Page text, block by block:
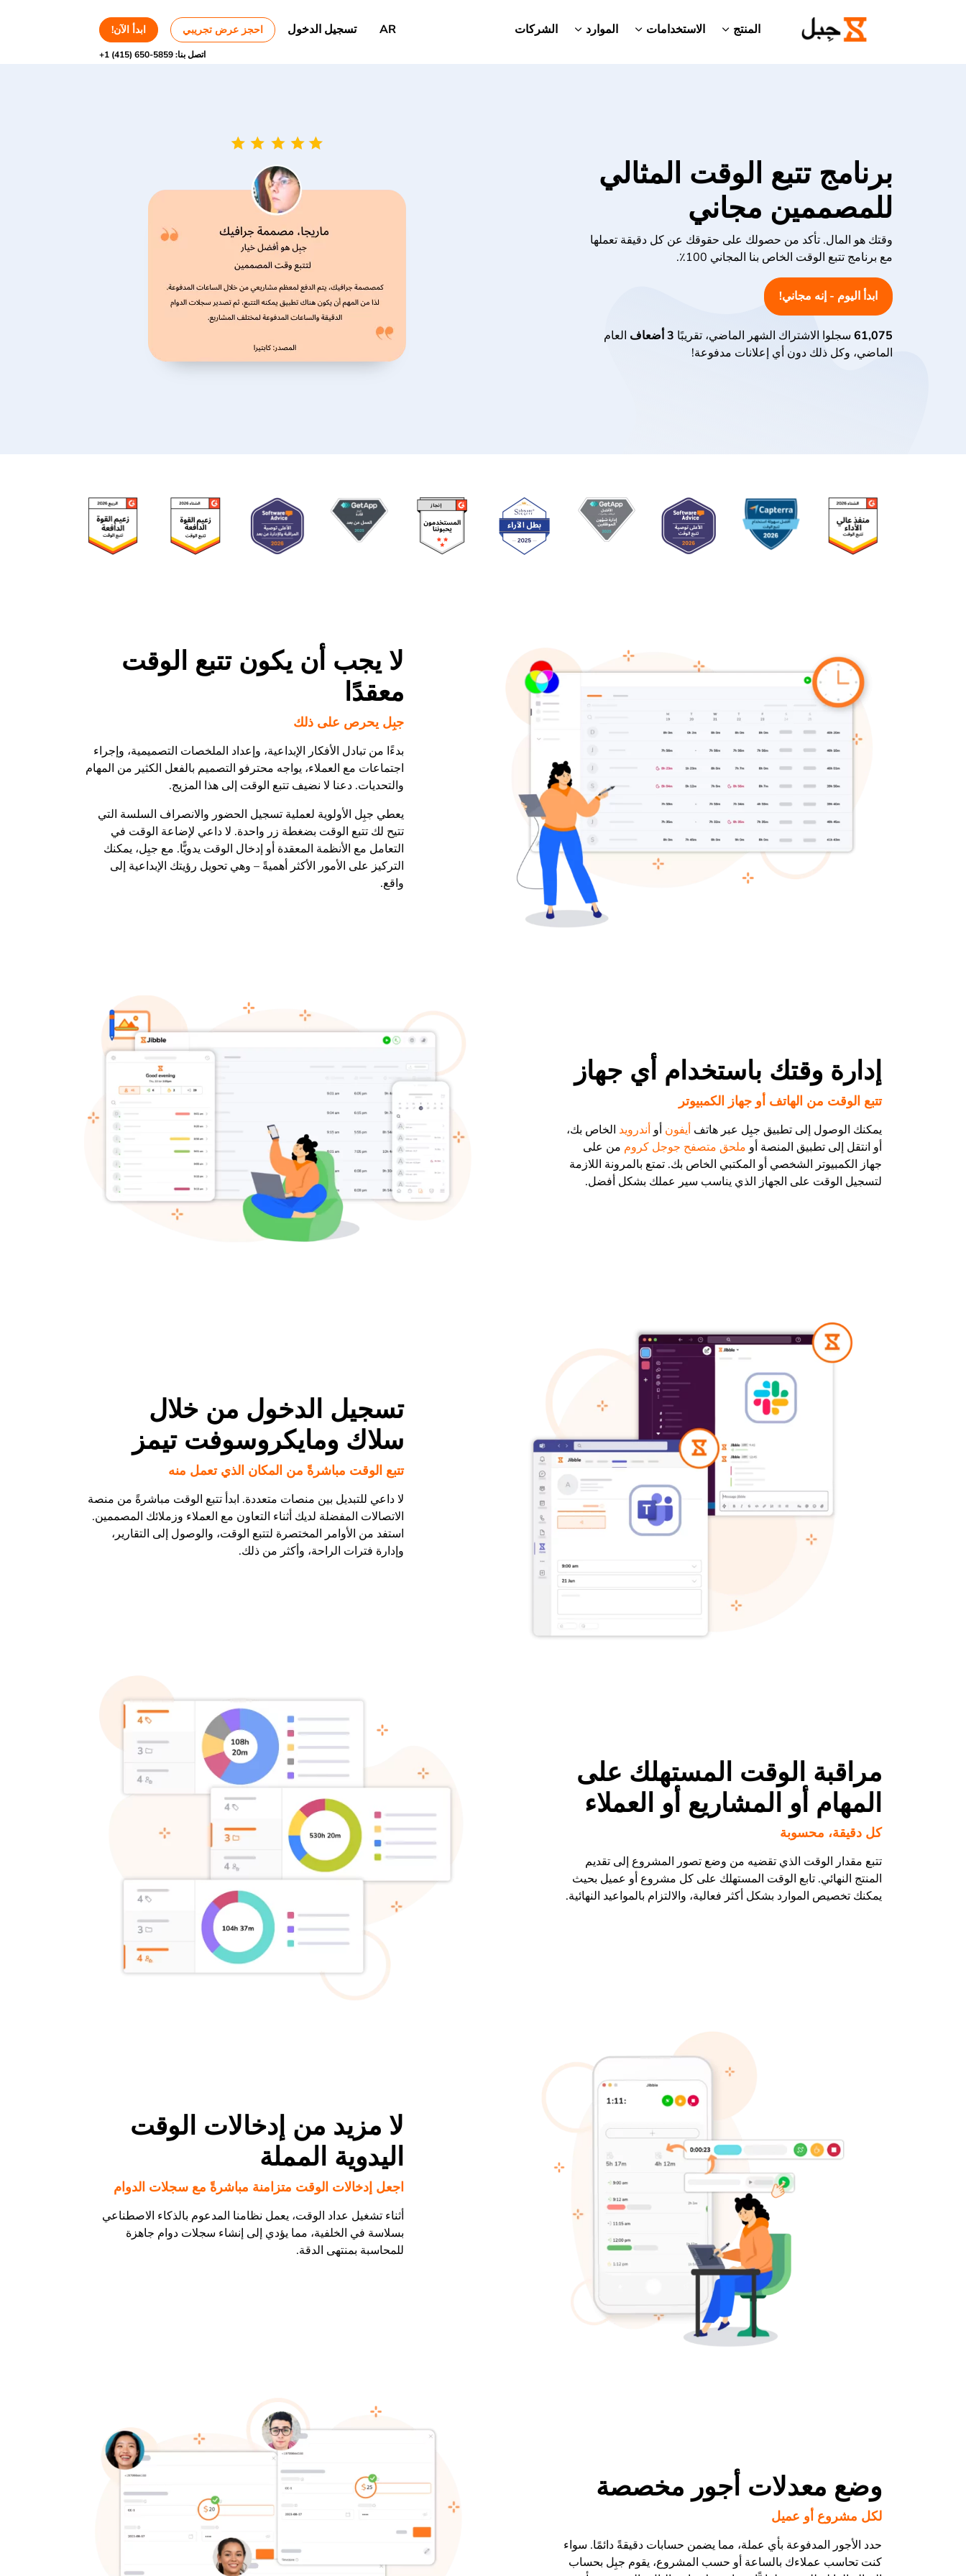
المنتج الاستخدامات الموارد الشركات AR تسجيل الدخول احجز عرض تجريبي ابدأ الآن!
اتصل بنا:+1 (415) 650-5859
برنامج تتبع الوقت المثالي
للمصممين مجاني
وقتك هو المال. تأكد من حصولك على حقوقك عن كل دقيقة تعملها
مع برنامج تتبع الوقت الخاص بنا المجاني 100٪.
ابدأ اليوم - إنه مجاني!
61,075 سجلوا الاشتراك الشهر الماضي، تقريبًا 3 أضعاف
العام
الماضي، وكل ذلك دون أي إعلانات مدفوعة!
لا يجب أن يكون تتبع الوقت
معقدًا
جبِل يحرص على ذلك
بدءًا من تبادل الأفكار الإبداعية، وإعداد الملخصات التصميمية، وإجراء
اجتماعات مع العملاء، يواجه محترفو التصميم بالفعل الكثير من المهام
والتحديات. دعنا لا نضيف تتبع الوقت إلى هذا المزيج.
يعطي جبِل الأولوية لعملية تسجيل الحضور والانصراف السلسة التي
تتيح لك تتبع الوقت بضغطة زر واحدة. لا داعي لإضاعة الوقت في
التعامل مع الأنظمة المعقدة أو إدخال الوقت يدويًّا. مع جبِل، يمكنك
التركيز على الأمور الأكثر أهميةً – وهي تحويل رؤيتك الإبداعية إلى
واقع.
إدارة وقتك باستخدام أي جهاز
تتبع الوقت من الهاتف أو جهاز الكمبيوتر
يمكنك الوصول إلى تطبيق جبِل عبر هاتف أيفون أو أندرويد الخاص بك،
أو انتقل إلى تطبيق المنصة أو ملحق متصفح جوجل كروم من على
جهاز الكمبيوتر الشخصي أو المكتبي الخاص بك. تمتع بالمرونة اللازمة
لتسجيل الوقت على الجهاز الذي يناسب سير عملك بشكل أفضل.
تسجيل الدخول من خلال
سلاك ومايكروسوفت تيمز
تتبع الوقت مباشرةً من المكان الذي تعمل منه
لا داعي للتبديل بين منصات متعددة. ابدأ تتبع الوقت مباشرةً من منصة
الاتصالات المفضلة لديك أثناء التعاون مع العملاء وزملائك المصممين.
استفد من الأوامر المختصرة لتتبع الوقت، والوصول إلى التقارير،
وإدارة فترات الراحة، وأكثر من ذلك.
مراقبة الوقت المستهلك على
المهام أو المشاريع أو العملاء
كل دقيقة، محسوبة
تتبع مقدار الوقت الذي تقضيه من وضع تصور المشروع إلى تقديم
المنتج النهائي. تابع الوقت المستهلك على كل مشروع أو عميل بحيث
يمكنك تخصيص الموارد بشكل أكثر فعالية، والالتزام بالمواعيد النهائية.
لا مزيد من إدخالات الوقت
اليدوية المملة
اجعل إدخالات الوقت متزامنة مباشرةً مع سجلات الدوام
أثناء تشغيل عداد الوقت، يعمل نظامنا المدعوم بالذكاء الاصطناعي
بسلاسة في الخلفية، مما يؤدي إلى إنشاء سجلات دوام جاهزة
للمحاسبة بمنتهى الدقة.
وضع معدلات أجور مخصصة
لكل مشروع أو عميل
حدد الأجور المدفوعة بأي عملة، مما يضمن حسابات دقيقةً دائمًا. سواء
كنت تحاسب عملاءك بالساعة أو حسب المشروع، يقوم جبِل بحساب